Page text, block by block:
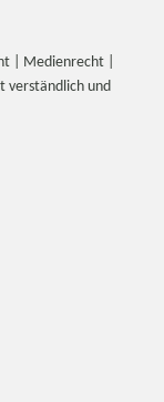
| Medienrecht |
verständlich und